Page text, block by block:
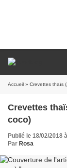
Accueil » Crevettes thaïs
Crevettes
coco)
Publié le 18/02/2018
Par Rosa